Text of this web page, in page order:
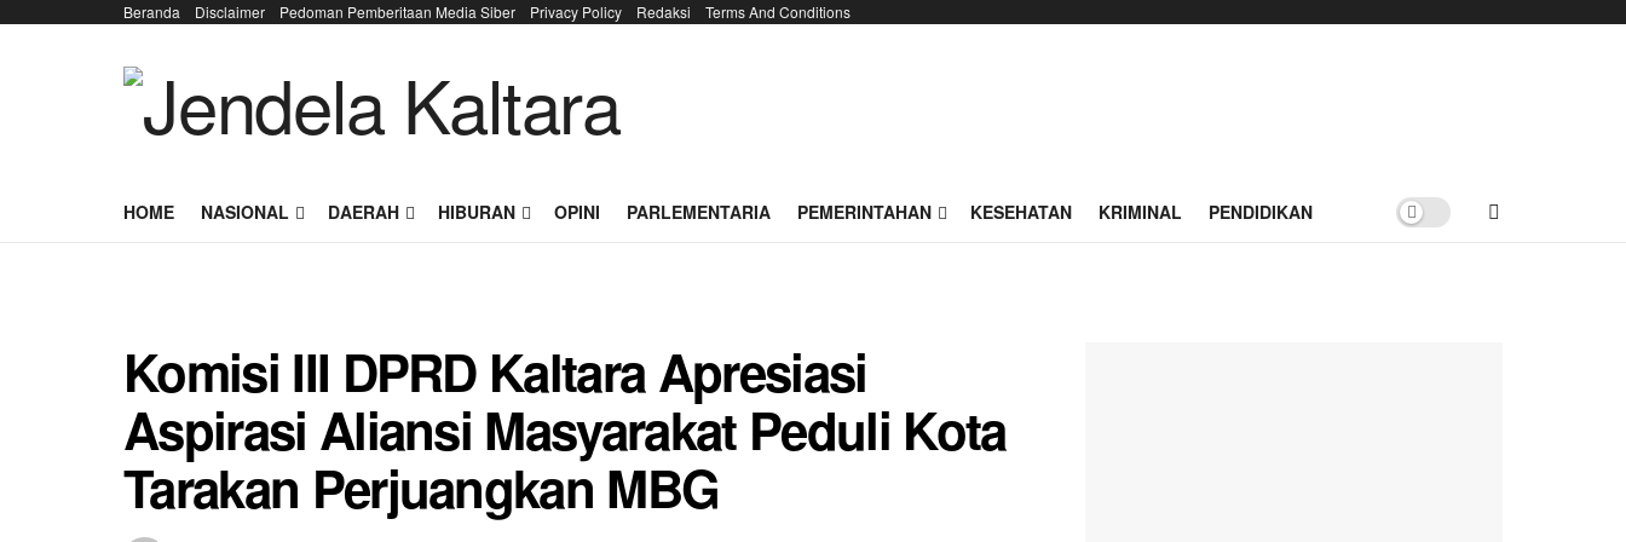
Beranda Disclaimer Pedoman Pemberitaan Media Siber Privacy Policy Redaksi Terms And Conditions
HOME NASIONAL DAERAH HIBURAN OPINI PARLEMENTARIA PEMERINTAHAN KESEHATAN KRIMINAL PENDIDIKAN
Komisi III DPRD Kaltara Apresiasi
Aspirasi Aliansi Masyarakat Peduli Kota
Tarakan Perjuangkan MBG